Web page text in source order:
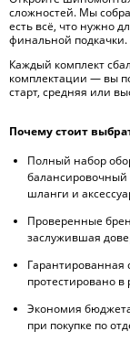
сложностей. Мы
есть всё, что нужно
финальной подкачки.
Каждый комплект
комплектации — вы
старт, средняя или
Почему стоит
Полный набор
балансировочный
шланги и
Проверенные
заслужившая
Гарантированная
протестировано в
Экономия
при покупке по